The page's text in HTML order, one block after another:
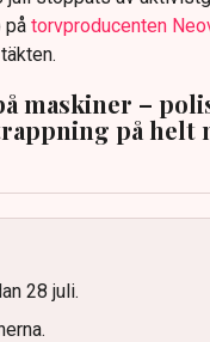
påtorvproducenten
maskiner –
på helt
28 juli.